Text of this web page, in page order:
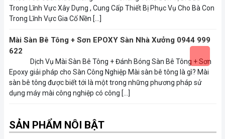
Trong Lĩnh Vực Xây Dựng , Cung Cấp Thiết Bị Phục Vụ Cho Bà Con
Trong Lĩnh Vực Gia Cố Nền […]
Mài Sàn Bê Tông + Sơn EPOXY Sàn Nhà Xưởng 0944 999
622
Dịch Vụ Mài Sàn Bê Tông + Đánh Bóng Sàn Bê Tông + Sơn
Epoxy giải pháp cho Sàn Công Nghiệp Mài sàn bê tông là gì? Mài
sàn bê tông được biết tới là một trong những phương pháp sử
dụng máy mài công nghiệp có công […]
SẢN PHẨM NÔI BẬT